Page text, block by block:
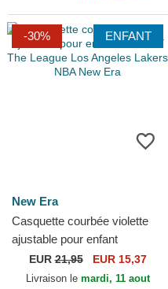
-30% ENFANT
New Era
Casquette courbée violette
ajustable pour enfant
9FORTY The League Los
Angeles Lakers NBA New
EUR21,95 EUR 15,37
Livraison le mardi, 11 aout